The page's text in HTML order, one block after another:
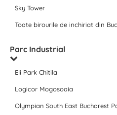
Sky Tower
Toate birourile de inchiriat din
Parc Industrial
Eli Park Chitila
Logicor Mogosoaia
Olympian South East Bucharest